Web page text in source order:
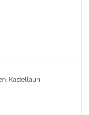
Kastellaun